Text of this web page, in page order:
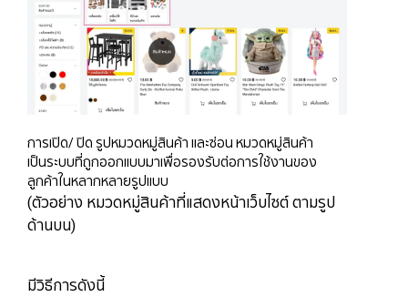
การเปิด/ ปิด รูปหมวดหมู่สินค้า และซ่อน หมวดหมู่สินค้า
​​​​​เป็นระบบที่ถูกออกแบบมาเพื่อรองรับต่อการใช้งานของ
ลูกค้าในหลากหลายรูปแบบ
(ตัวอย่าง หมวดหมู่สินค้าที่แสดงหน้าเว็บไซต์ ตามรูป
ด้านบน)
มีวิธีการดังนี้